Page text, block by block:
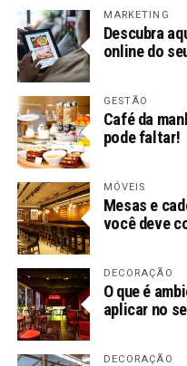
MARKETING
Descubra
online do
GESTÃO
Café da
pode faltar!
MÓVEIS
Mesas e
você deve
DECORAÇÃO
O que é
aplicar no
DECORAÇÃO